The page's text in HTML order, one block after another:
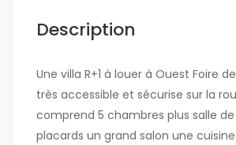
Description
Une villa R+1 à louer à Ouest Foire
très accessible et sécurise sur la
comprend 5 chambres plus salle
placards un grand salon une